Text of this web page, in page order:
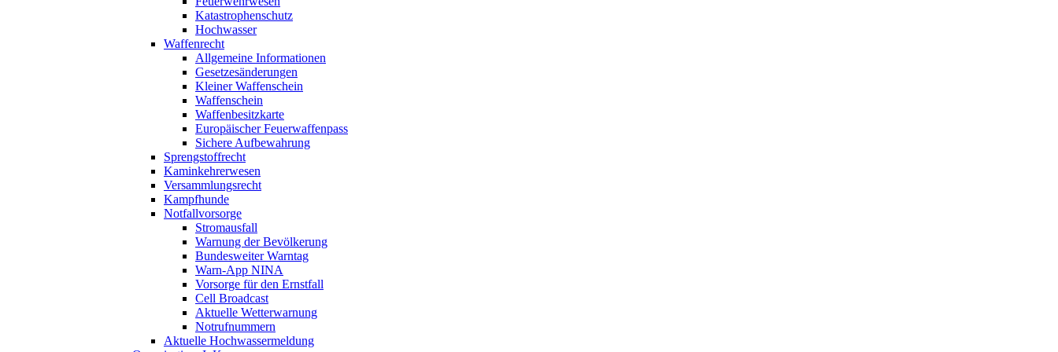
Katastrophenschutz
Hochwasser
Waffenrecht
Allgemeine Informationen
Gesetzesänderungen
Kleiner Waffenschein
Waffenschein
Waffenbesitzkarte
Europäischer Feuerwaffenpass
Sichere Aufbewahrung
Sprengstoffrecht
Kaminkehrerwesen
Versammlungsrecht
Kampfhunde
Notfallvorsorge
Stromausfall
Warnung der Bevölkerung
Bundesweiter Warntag
Warn-App NINA
Vorsorge für den Ernstfall
Cell Broadcast
Aktuelle Wetterwarnung
Notrufnummern
Aktuelle Hochwassermeldung